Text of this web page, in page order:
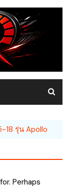
18 รุ่น Apollo
Perhaps